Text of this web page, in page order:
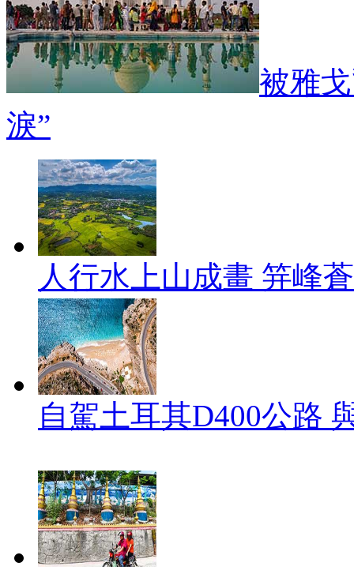
被雅
淚”
人行水上山成畫 笄峰
自駕土耳其D400公路